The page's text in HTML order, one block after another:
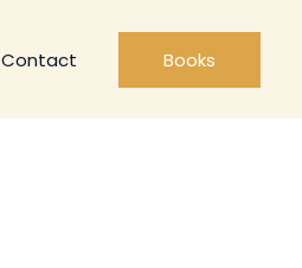
Contact Books